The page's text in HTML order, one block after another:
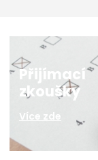
Přijímací
zkoušky
Více zde